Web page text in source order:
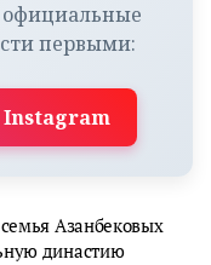
первыми:
Instagram
Азанбековых
династию